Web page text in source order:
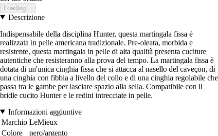
Loading...
Descrizione
Indispensabile della disciplina Hunter, questa martingala fissa è
realizzata in pelle americana tradizionale. Pre-oleata, morbida e
resistente, questa martingala in pelle di alta qualità presenta cuciture
autentiche che resisteranno alla prova del tempo. La martingala fissa è
dotata di un'unica cinghia fissa che si attacca al nasello del caveçon, di
una cinghia con fibbia a livello del collo e di una cinghia regolabile che
passa tra le gambe per lasciare spazio alla sella. Compatibile con il
bridle cucito Hunter e le redini intrecciate in pelle.
Informazioni aggiuntive
Marchio LeMieux
Colore
nero/argento